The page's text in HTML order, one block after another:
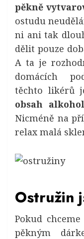
pěkně
ostudu
ni ani tak
dělit pouze
A ta je
domácích
těchto likérů
obsah
Nicméně na
relax malá
Ostružin
Pokud
pěkným